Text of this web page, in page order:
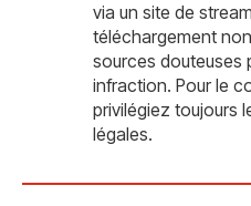
via un site de
téléchargement
sources douteuses
infraction. Pour le
privilégiez toujours
légales.